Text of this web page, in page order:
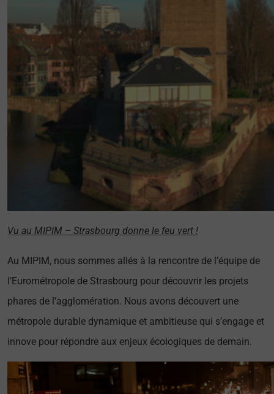
Vu au MIPIM – Strasbourg donne le feu vert !
Au MIPIM, nous sommes allés à la rencontre de l’équipe de
l’Eurométropole de Strasbourg pour découvrir les projets
phares de l’agglomération. Nous avons découvert une
métropole durable dynamique et ambitieuse qui s’engage et
innove pour répondre aux enjeux écologiques de demain.